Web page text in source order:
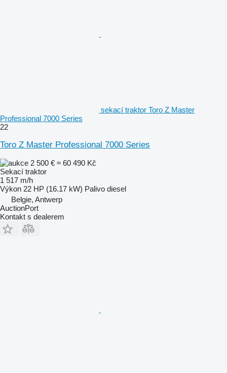
sekací traktor Toro Z Master
Professional 7000 Series
22
Toro Z Master Professional 7000 Series
2 500 € ≈ 60 490 Kč
Sekací traktor
1 517 m/h
Výkon 22 HP (16.17 kW) Palivo diesel
Belgie, Antwerp
AuctionPort
Kontakt s dealerem